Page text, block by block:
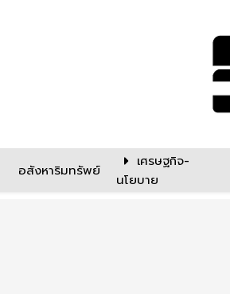
อสังหาริมทรัพย์
เศรษฐกิจ-
นโยบาย